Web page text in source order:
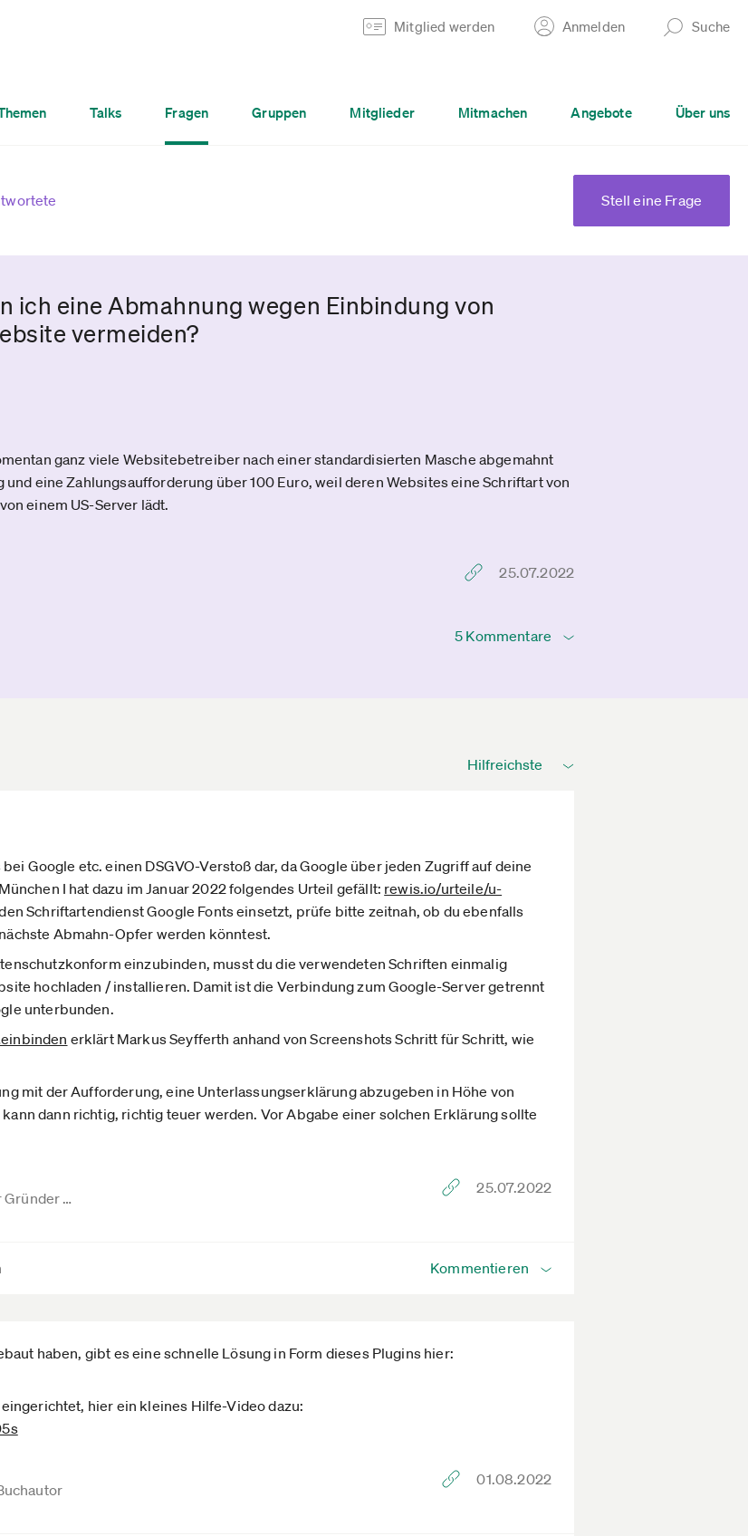
Mitglied werden Anmelden Suche
Talks Fragen Gruppen Mitglieder Mitmachen Angebote Über uns
Stell eine Frage
ich eine Abmahnung wegen Einbindung von
vermeiden?
ganz viele Websitebetreiber nach einer standardisierten Masche abgemahnt
eine Zahlungsaufforderung über 100 Euro, weil deren Websites eine Schriftart von
einem US-Server lädt.
25.07.2022
5 Kommentare
Google etc. einen DSGVO-Verstoß dar, da Google über jeden Zugriff auf deine
I hat dazu im Januar 2022 folgendes Urteil gefällt: rewis.io­/urteile/u­
Schriftartendienst Google Fonts einsetzt, prüfe bitte zeitnah, ob du ebenfalls
Abmahn-Opfer werden könntest.
einzubinden, musst du die verwendeten Schriften einmalig
hochladen / installieren. Damit ist die Verbindung zum Google-Server getrennt
unterbunden.
erklärt Markus Seyfferth anhand von Screenshots Schritt für Schritt, wie
mit der Aufforderung, eine Unterlassungserklärung abzugeben in Höhe von
dann richtig, richtig teuer werden. Vor Abgabe einer solchen Erklärung sollte
Gründer …
25.07.2022
Kommentieren
haben, gibt es eine schnelle Lösung in Form dieses Plugins hier:
hier ein kleines Hilfe-Video dazu:
01.08.2022